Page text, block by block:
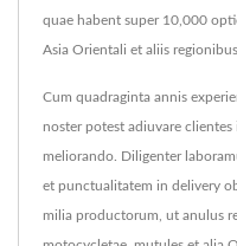
quae habent super 10,000
Asia Orientali et aliis
Cum quadraginta annis
noster potest adiuvare
meliorando. Diligenter
et punctualitatem in delivery
milia productorum, ut anulus